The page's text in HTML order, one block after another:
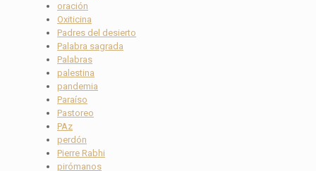
oración
Oxiticina
Padres del desierto
Palabra sagrada
Palabras
palestina
pandemia
Paraíso
Pastoreo
PAz
perdón
Pierre Rabhi
pirómanos